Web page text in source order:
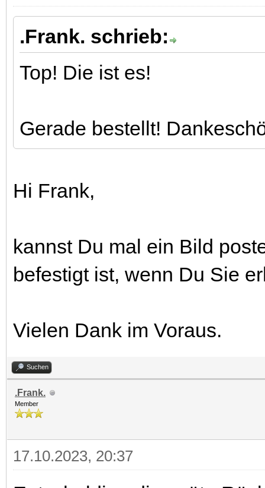
.Frank. schrieb:
Top! Die ist es!
Gerade bestellt!
Hi Frank,
kannst Du mal ein Bild
befestigt ist, wenn Du Sie
Vielen Dank im Voraus.
Suchen
.Frank.
Member
17.10.2023, 20:37